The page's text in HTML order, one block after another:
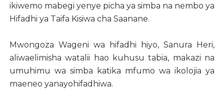
ikiwemo mabegi yenye picha ya simba na nembo ya
Hifadhi ya Taifa Kisiwa cha Saanane.
Mwongoza Wageni wa hifadhi hiyo, Sanura Heri,
aliwaelimisha watalii hao kuhusu tabia, makazi na
umuhimu wa simba katika mfumo wa ikolojia ya
maeneo yanayohifadhiwa.